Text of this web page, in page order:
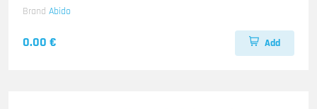
Brand Abido
0.00 € Add